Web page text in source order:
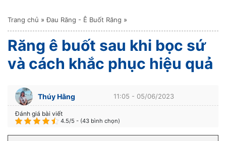
Trang chủ »Đau Răng - Ê Buốt Răng »
Răng ê buốt sau khi bọc sứ
và cách khắc phục hiệu quả
Thúy Hằng 11:05 - 05/06/2023
Đánh giá bài viết
4.5/5 - (43 bình chọn)